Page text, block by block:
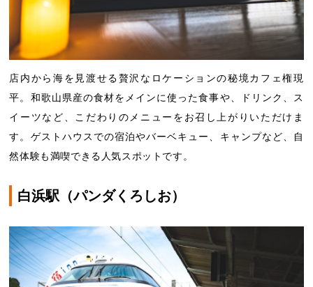
店内から海を見渡せる贅沢なロケーションの秘境カフェ権現
平。和歌山県産の食材をメインに使った食事や、ドリンク、ス
イーツなど、こだわりのメニューをお召し上がりいただけま
す。ゲストハウスでの宿泊やバーベキュー、キャンプなど、自
然体験も満喫できる人気スポットです。
白浜駅（パンダくろしお）